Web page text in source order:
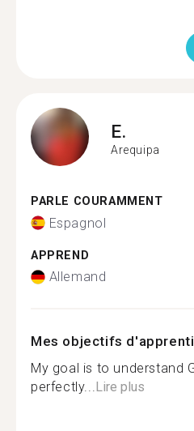
E.
Arequipa
PARLE COURAMMENT
Espagnol
APPREND
Allemand
Mes objectifs
My goal is to understand
perfectly...Lire plus